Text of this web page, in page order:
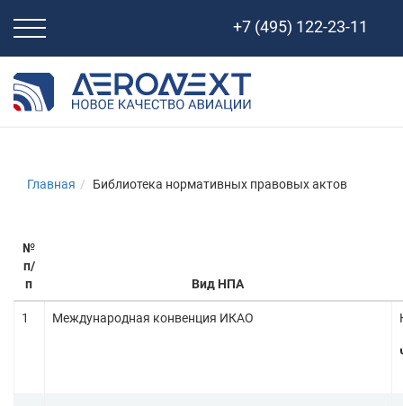
Свернуть
навигацию
+7 (495) 122-23-11
Главная Библиотека нормативных правовых актов
№
п/
п
Вид НПА
1 Международная конвенция ИКАО